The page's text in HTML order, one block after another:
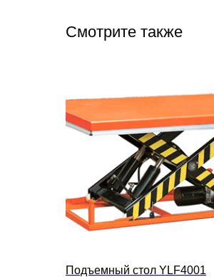
Смотрите также
Подъемный стол YLF4001